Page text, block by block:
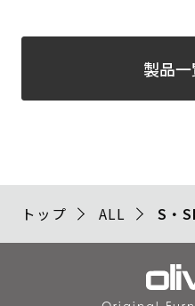
製品
トップ ALL S・